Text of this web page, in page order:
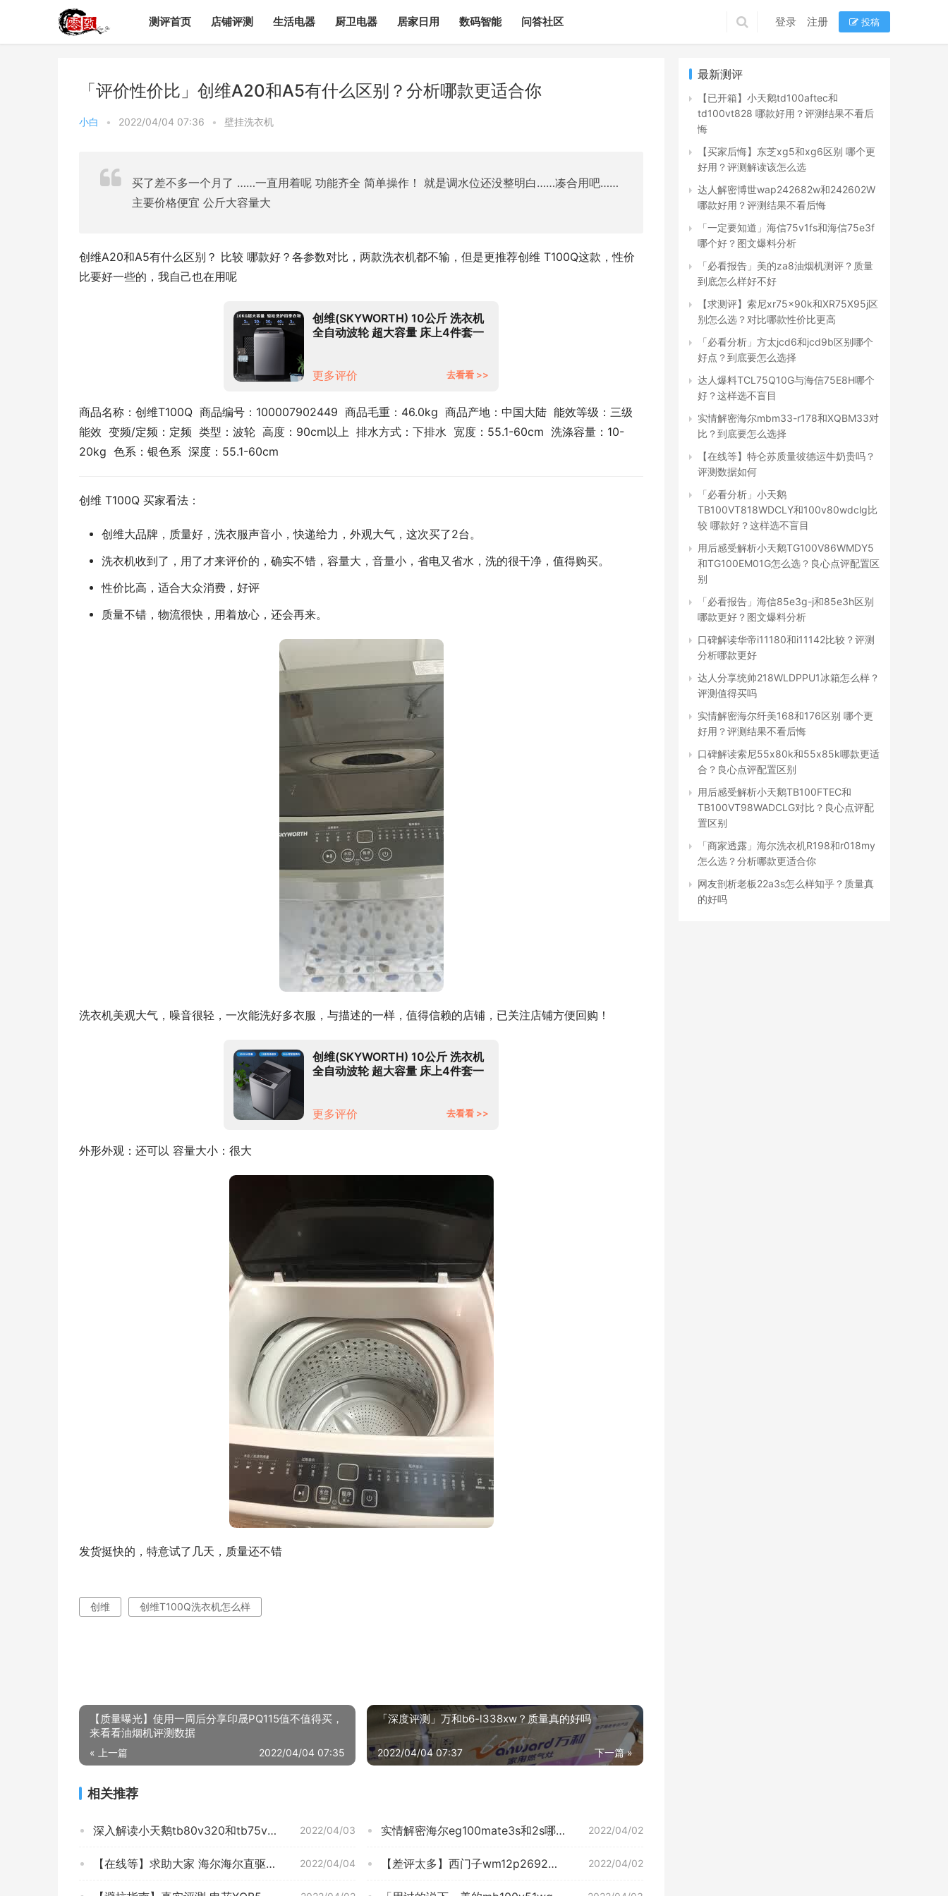
测评首页 店铺评测 生活电器 厨卫电器 居家日用 数码智能 问答社区 登录 注册 投稿
「评价性价比」创维A20和A5有什么区别？分析哪款更适合你
小白 • 2022/04/04 07:36 • 壁挂洗衣机
买了差不多一个月了 ……一直用着呢 功能齐全 简单操作！ 就是调水位还没整明白……凑合用吧……
主要价格便宜 公斤大容量大
创维A20和A5有什么区别？ 比较 哪款好？各参数对比，两款洗衣机都不输，但是更推荐创维 T100Q这款，性价
比要好一些的，我自己也在用呢
创维(SKYWORTH) 10公斤 洗衣机
全自动波轮 超大容量 床上4件套一
更多评价
去看看 >>
商品名称：创维T100Q  商品编号：100007902449  商品毛重：46.0kg  商品产地：中国大陆  能效等级：三级
能效  变频/定频：定频  类型：波轮  高度：90cm以上  排水方式：下排水  宽度：55.1-60cm  洗涤容量：10-
20kg  色系：银色系  深度：55.1-60cm
创维 T100Q 买家看法：
创维大品牌，质量好，洗衣服声音小，快递给力，外观大气，这次买了2台。
洗衣机收到了，用了才来评价的，确实不错，容量大，音量小，省电又省水，洗的很干净，值得购买。
性价比高，适合大众消费，好评
质量不错，物流很快，用着放心，还会再来。
洗衣机美观大气，噪音很轻，一次能洗好多衣服，与描述的一样，值得信赖的店铺，已关注店铺方便回购！
创维(SKYWORTH) 10公斤 洗衣机
全自动波轮 超大容量 床上4件套一
更多评价
去看看 >>
外形外观：还可以 容量大小：很大
发货挺快的，特意试了几天，质量还不错
创维 创维T100Q洗衣机怎么样
【质量曝光】使用一周后分享印晟PQ115值不值得买，
来看看油烟机评测数据
« 上一篇 2022/04/04 07:35
「深度评测」万和b6-l338xw？质量真的好吗
下一篇 »
2022/04/04 07:37
相关推荐
2022/04/03
深入解读小天鹅tb80v320和tb75v20哪个好？评测教你怎么选 2022/04/02
实情解密海尔eg100mate3s和2s哪个好？良心点评配置区别
2022/04/04
【在线等】求助大家 海尔海尔直驱变频洗衣机 质量好吗？洗衣机 怎么样挑选适合自己的？ 2022/04/02
【差评太多】西门子wm12p2692w与wm12p2682w对比？图文爆料分析
最新测评
【已开箱】小天鹅td100aftec和
td100vt828 哪款好用？评测结果不看后
悔
【买家后悔】东芝xg5和xg6区别 哪个更
好用？评测解读该怎么选
达人解密博世wap242682w和242602W
哪款好用？评测结果不看后悔
「一定要知道」海信75v1fs和海信75e3f
哪个好？图文爆料分析
「必看报告」美的za8油烟机测评？质量
到底怎么样好不好
【求测评】索尼xr75x90k和XR75X95j区
别怎么选？对比哪款性价比更高
「必看分析」方太jcd6和jcd9b区别哪个
好点？到底要怎么选择
达人爆料TCL75Q10G与海信75E8H哪个
好？这样选不盲目
实情解密海尔mbm33-r178和XQBM33对
比？到底要怎么选择
【在线等】特仑苏质量彼德运牛奶贵吗？
评测数据如何
「必看分析」小天鹅
TB100VT818WDCLY和100v80wdclg比
较 哪款好？这样选不盲目
用后感受解析小天鹅TG100V86WMDY5
和TG100EM01G怎么选？良心点评配置区
别
「必看报告」海信85e3g-j和85e3h区别
哪款更好？图文爆料分析
口碑解读华帝i11180和i11142比较？评测
分析哪款更好
达人分享统帅218WLDPPU1冰箱怎么样？
评测值得买吗
实情解密海尔纤美168和176区别 哪个更
好用？评测结果不看后悔
口碑解读索尼55x80k和55x85k哪款更适
合？良心点评配置区别
用后感受解析小天鹅TB100FTEC和
TB100VT98WADCLG对比？良心点评配
置区别
「商家透露」海尔洗衣机R198和r018my
怎么选？分析哪款更适合你
网友剖析老板22a3s怎么样知乎？质量真
的好吗